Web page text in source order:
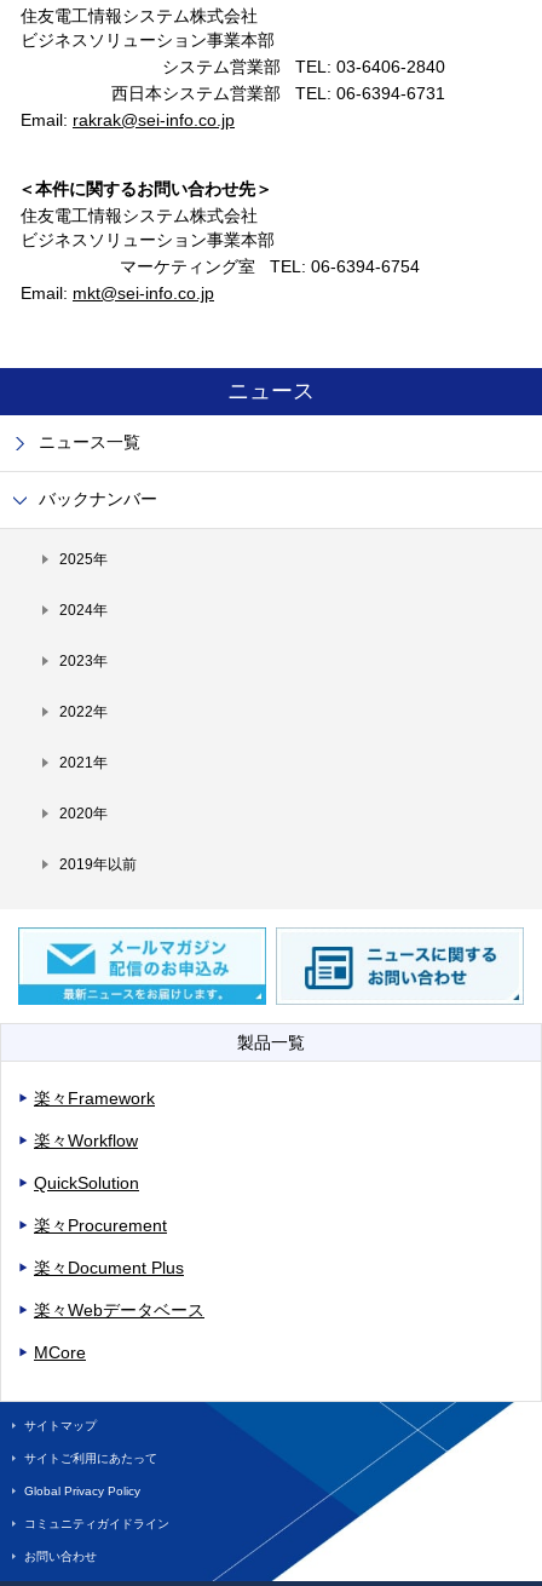
住友電工情報システム株式会社
ビジネスソリューション事業本部
システム営業部
TEL: 03-6406-2840
西日本システム営業部
TEL: 06-6394-6731
Email: rakrak@sei-info.co.jp
＜本件に関するお問い合わせ先＞
住友電工情報システム株式会社
ビジネスソリューション事業本部
マーケティング室
TEL: 06-6394-6754
Email: mkt@sei-info.co.jp
ニュース
ニュース一覧
バックナンバー
2025年
2024年
2023年
2022年
2021年
2020年
2019年以前
製品一覧
楽々Framework
楽々Workflow
QuickSolution
楽々Procurement
楽々Document Plus
楽々Webデータベース
MCore
サイトマップ
サイトご利用にあたって
Global Privacy Policy
コミュニティガイドライン
お問い合わせ